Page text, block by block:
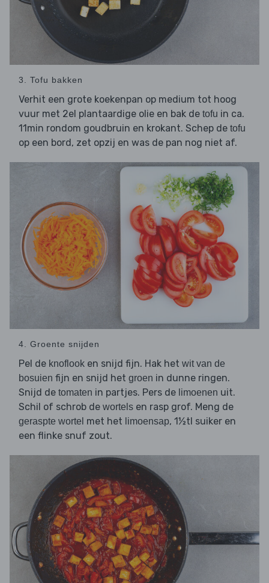
3. Tofu bakken
Verhit een grote koekenpan op medium tot hoog
vuur met 2el plantaardige olie en bak de tofu in ca.
11min rondom goudbruin en krokant. Schep de tofu
op een bord, zet opzij en was de pan nog niet af.
4. Groente snijden
Pel de knoflook en snijd fijn. Hak het wit van de
bosuien fijn en snijd het groen in dunne ringen.
Snijd de tomaten in partjes. Pers de limoenen uit.
Schil of schrob de wortels en rasp grof. Meng de
geraspte wortel met het limoensap, 1½tl suiker en
een flinke snuf zout.